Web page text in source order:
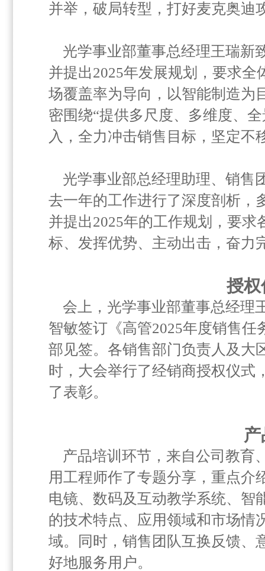
并举，破局转型，打好麦克奥迪
光学事业部董事总经理王瑞新
并提出2025年发展规划，要求
场覆盖率为导向，以智能制造为
密围绕“提供多尺度、多维度、
入，全力冲击销售目标，坚定不
光学事业部总经理助理、销售
去一年的工作进行了深度剖析，
并提出2025年的工作规划，要
标、发挥优势、主动出击，奋力
授权
会上，光学事业部董事总经理
智敏签订《高管2025年度销售
部见签。各销售部门负责人及大
时，大会举行了经销商授权仪式
了表彰。
产品培训环节，来自公司教育
用工程师作了专题分享，重点介
电镜、数码及互动教学系统、智
的技术特点、应用领域和市场情
域。同时，销售团队互换反馈、
好地服务用户。